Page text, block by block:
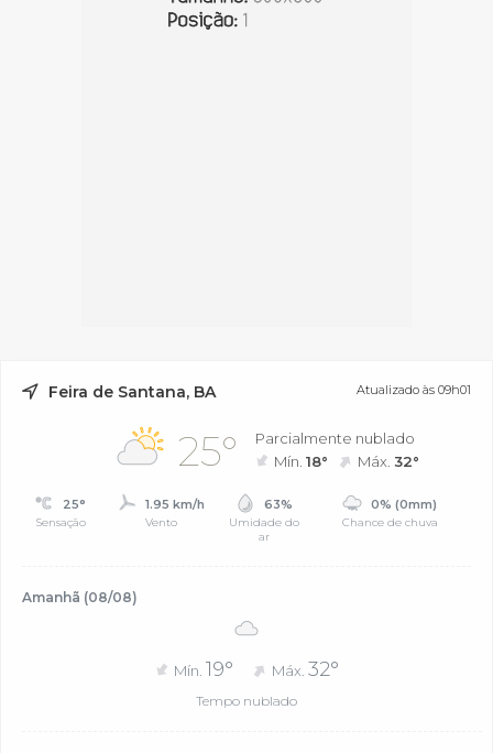
Feira de Santana, BA Atualizado às 09h01
25°
Parcialmente nublado
Mín.18° Máx.32°
25°
Sensação
1.95 km/h
Vento
63%
Umidade do
ar
0% (0mm)
Chance de chuva
Amanhã (08/08)
Mín. 19° Máx. 32°
Tempo nublado